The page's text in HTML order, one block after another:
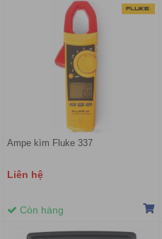
Ampe kìm Fluke 337
Liên hệ
Còn hàng